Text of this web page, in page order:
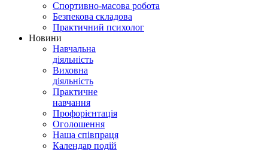
Спортивно-масова робота
Безпекова складова
Практичний психолог
Новини
Навчальна
діяльність
Виховна
діяльність
Практичне
навчання
Профорієнтація
Оголошення
Наша співпраця
Календар подій